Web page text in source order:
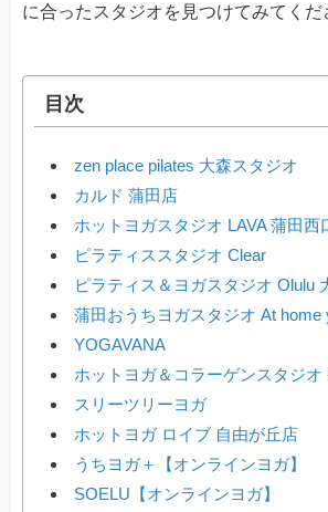
に合ったスタジオを見つけてみてくだ
目次
zen place pilates 大森スタジオ
カルド 蒲田店
ホットヨガスタジオ LAVA 蒲田西
ピラティススタジオ Clear
ピラティス＆ヨガスタジオ Olulu
蒲田おうちヨガスタジオ At home
YOGAVANA
ホットヨガ＆コラーゲンスタジオ
スリーツリーヨガ
ホットヨガ ロイブ 自由が丘店
うちヨガ＋【オンラインヨガ】
SOELU【オンラインヨガ】